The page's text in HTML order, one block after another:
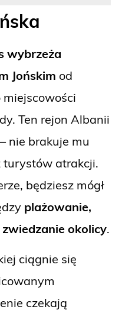
wybrzeża
Jońskim od
miejscowości
Ten rejon Albanii
nie brakuje mu
turystów atrakcji.
będziesz mógł
plażowanie,
okolicy.
ciągnie się
czekają